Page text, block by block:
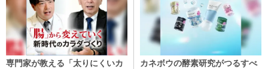
専門家が教える「太りにくいカ
カネボウの酵素研究がつるすべ